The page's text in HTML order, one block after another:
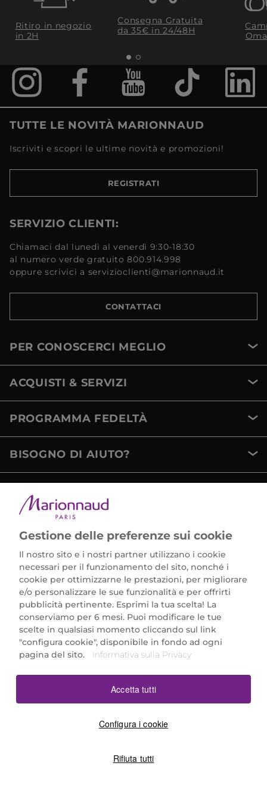
Ritiro in negozio
in 2H
Consegna Gratuita
da 35€​ in 24/48H
TUTTE LE NOVITÀ MARIONNAUD
Iscriviti e scopri le ultime novità e promozioni!
REGISTRATI
SERVIZIO CLIENTI:
Chiamaci dal lunedì al venerdì 9:30-18:30
al numero verde gratuito 800.914.998
oppure scrivici a servizioclienti@marionnaud.it
CONTATTACI
PER CONOSCERCI MEGLIO
ACQUISTI & SERVIZI
PROGRAMMA FEDELTÀ
BISOGNO DI AIUTO?
Marionnaud Parfumeries Italia S.r.l.
Largo Fiera Milano 5, 20017 Rho (MI)
REA Milano 1650024 con P.IVA 13425220152.
SCARICA LA NOSTRA APP
Gestione delle preferenze sui cookie
Il nostro sito e i nostri partner utilizzano i cookie
necessari per il funzionamento del sito, nonché i
cookie per ottimizzarne le prestazioni, per migliorare
e/o personalizzare le sue funzionalità e per offrirti
pubblicità pertinente. Esprimi la tua scelta! La
conserviamo per 6 mesi. Puoi modificare le tue
scelte in qualsiasi momento cliccando sul link
"configura cookie", disponibile in fondo ad ogni
pagina del sito.
Informativa sulla Privacy
Configura i cookie
Rifiuta tutti
Accetta tutti